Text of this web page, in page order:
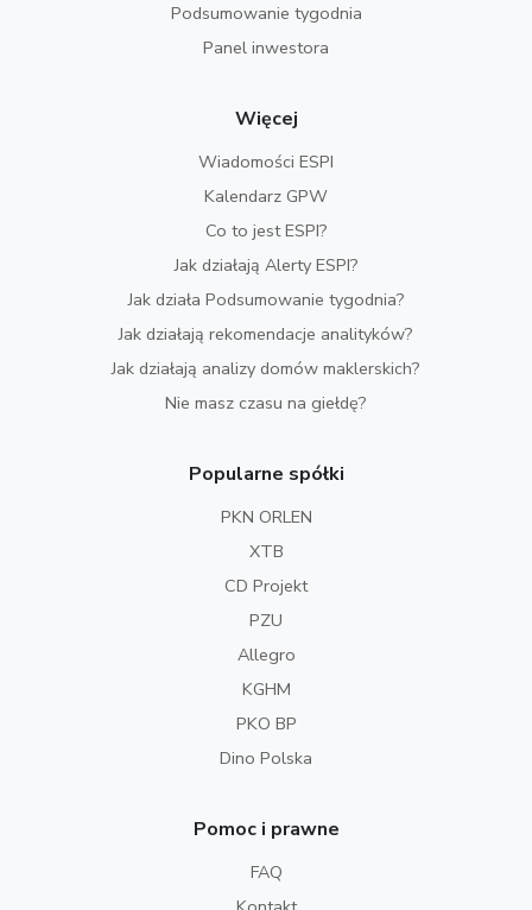
Podsumowanie tygodnia
Panel inwestora
Więcej
Wiadomości ESPI
Kalendarz GPW
Co to jest ESPI?
Jak działają Alerty ESPI?
Jak działa Podsumowanie tygodnia?
Jak działają rekomendacje analityków?
Jak działają analizy domów maklerskich?
Nie masz czasu na giełdę?
Popularne spółki
PKN ORLEN
XTB
CD Projekt
PZU
Allegro
KGHM
PKO BP
Dino Polska
Pomoc i prawne
FAQ